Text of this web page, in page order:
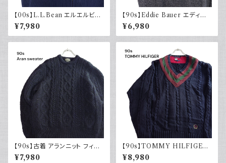
【00s】L.L.Bean エルエルビー
ン ドライバーズニット リブ編み
ネイビー セーター コットンニッ
ト 古着 アウトドア
¥7,980
【90s】Eddie Bauer エディー
バウアー コットンニット ハーフ
ジップ USA製 グレー 90年代
古着
¥6,980
【90s】古着 アランニット フィッ
シャマンセーター ブラックネイ
ビー 黒紺 ウール 90年代 ヴィ
¥7,980
【90s】TOMMY HILFIGER
トミーヒルフィガー オールドトミ
ー チルデンニット コットン セー
¥8,980